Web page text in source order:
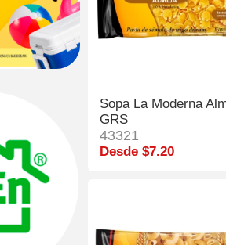
Sopa La Moderna
GRS
43321
Desde $7.20